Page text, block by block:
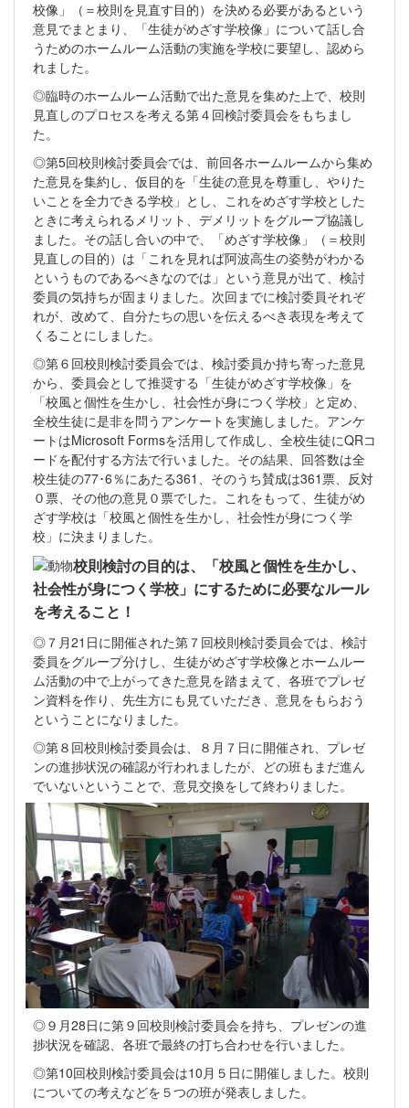
校像」（＝校則を見直す目的）を決める必要があるという
意見でまとまり、「生徒がめざす学校像」について話し合
うためのホームルーム活動の実施を学校に要望し、認めら
れました。
◎臨時のホームルーム活動で出た意見を集めた上で、校則
見直しのプロセスを考える第４回検討委員会をもちまし
た。
◎第5回校則検討委員会では、前回各ホームルームから集め
た意見を集約し、仮目的を「生徒の意見を尊重し、やりた
いことを全力できる学校」とし、これをめざす学校とした
ときに考えられるメリット、デメリットをグループ協議し
ました。その話し合いの中で、「めざす学校像」（＝校則
見直しの目的）は「これを見れば阿波高生の姿勢がわかる
というものであるべきなのでは」という意見が出て、検討
委員の気持ちが固まりました。次回までに検討委員それぞ
れが、改めて、自分たちの思いを伝えるべき表現を考えて
くることにしました。
◎第６回校則検討委員会では、検討委員か持ち寄った意見
から、委員会として推奨する「生徒がめざす学校像」を
「校風と個性を生かし、社会性が身につく学校」と定め、
全校生徒に是非を問うアンケートを実施しました。アンケ
ートはMicrosoft Formsを活用して作成し、全校生徒にQRコ
ードを配付する方法で行いました。その結果、回答数は全
校生徒の77･6％にあたる361、そのうち賛成は361票、反対
０票、その他の意見０票でした。これをもって、生徒がめ
ざす学校は「校風と個性を生かし、社会性が身につく学
校」に決まりました。
校則検討の 目的は、「校風と個性を生かし、
社会性が身につく学校」にするために必要なルール
を考えること！
◎７月21日に開催された第７回校則検討委員会では、検討
委員をグループ分けし、生徒がめざす学校像とホームルー
ム活動の中で上がってきた意見を踏まえて、各班でプレゼ
ン資料を作り、先生方にも見ていただき、意見をもらおう
ということになりました。
◎第８回校則検討委員会は、８月７日に開催され、プレゼ
ンの進捗状況の確認が行われましたが、どの班もまだ進ん
でいないということで、意見交換をして終わりました。
◎９月28日に第９回校則検討委員会を持ち、プレゼンの進
捗状況を確認、各班で最終の打ち合わせを行いました。
◎第10回校則検討委員会は10月５日に開催しました。校則
についての考えなどを５つの班が発表しました。